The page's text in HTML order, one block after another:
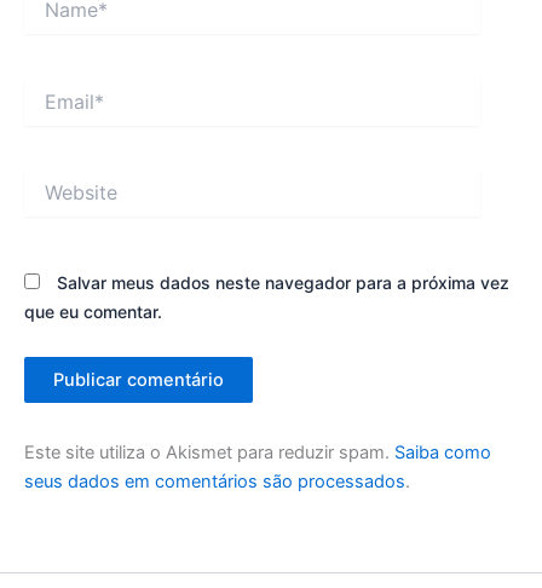
Salvar meus dados neste navegador para a próxima vez
que eu comentar.
Este site utiliza o Akismet para reduzir spam. Saiba como
seus dados em comentários são processados.